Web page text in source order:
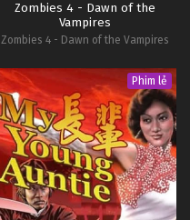
Zombies 4 - Dawn of the
Vampires
Zombies 4 - Dawn of the Vampires
Phim lẻ